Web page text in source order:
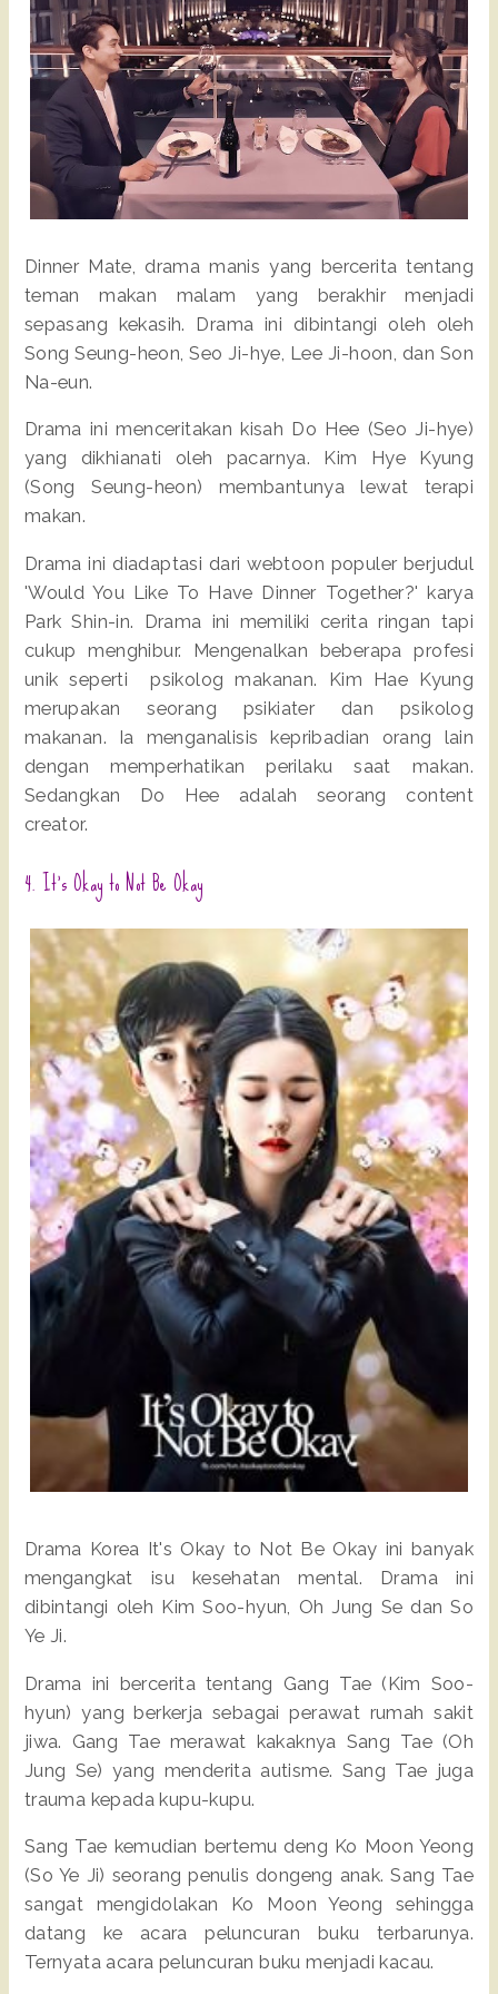
Dinner Mate, drama manis yang bercerita tentang
teman makan malam yang berakhir menjadi
sepasang kekasih. Drama ini dibintangi oleh oleh
Song Seung-heon, Seo Ji-hye, Lee Ji-hoon, dan Son
Na-eun.
Drama ini menceritakan kisah Do Hee (Seo Ji-hye)
yang dikhianati oleh pacarnya. Kim Hye Kyung
(Song Seung-heon) membantunya lewat terapi
makan.
Drama ini diadaptasi dari webtoon populer berjudul
'Would You Like To Have Dinner Together?' karya
Park Shin-in. Drama ini memiliki cerita ringan tapi
cukup menghibur. Mengenalkan beberapa profesi
unik seperti psikolog makanan. Kim Hae Kyung
merupakan seorang psikiater dan psikolog
makanan. Ia menganalisis kepribadian orang lain
dengan memperhatikan perilaku saat makan.
Sedangkan Do Hee adalah seorang content
creator.
4. It's Okay to Not Be Okay
Drama Korea It's Okay to Not Be Okay ini banyak
mengangkat isu kesehatan mental. Drama ini
dibintangi oleh Kim Soo-hyun, Oh Jung Se dan So
Ye Ji.
Drama ini bercerita tentang Gang Tae (Kim Soo-
hyun) yang berkerja sebagai perawat rumah sakit
jiwa. Gang Tae merawat kakaknya Sang Tae (Oh
Jung Se) yang menderita autisme. Sang Tae juga
trauma kepada kupu-kupu.
Sang Tae kemudian bertemu deng Ko Moon Yeong
(So Ye Ji) seorang penulis dongeng anak. Sang Tae
sangat mengidolakan Ko Moon Yeong sehingga
datang ke acara peluncuran buku terbarunya.
Ternyata acara peluncuran buku menjadi kacau.